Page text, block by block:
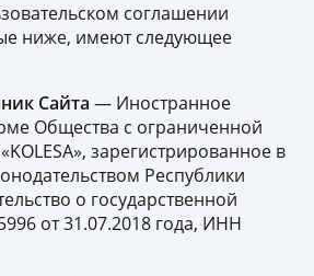
соглашении
ниже, имеют следующее
Сайта — Иностранное
Общества с ограниченной
зарегистрированное в
Республики
о государственной
от 31.07.2018 года, ИНН